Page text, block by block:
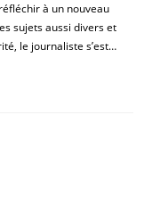
à un nouveau
sujets aussi divers et
le journaliste s’est…